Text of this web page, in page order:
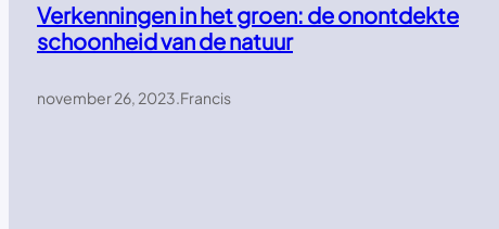
Verkenningen in het groen: de onontdekte
schoonheid van de natuur
november 26, 2023.Francis